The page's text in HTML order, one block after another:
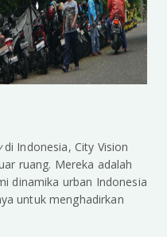
di Indonesia, City Vision
ruang. Mereka adalah
dinamika urban Indonesia
untuk menghadirkan